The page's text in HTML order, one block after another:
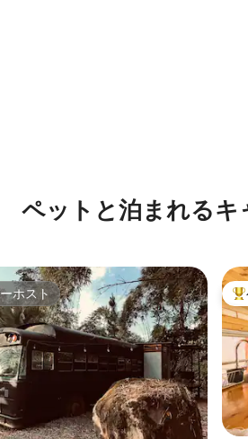
4.77つ星の平均評価
ペットと泊まれるキ
ホスト
ホスト 大